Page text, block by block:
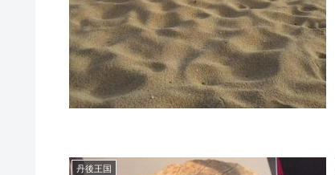
丹後王国